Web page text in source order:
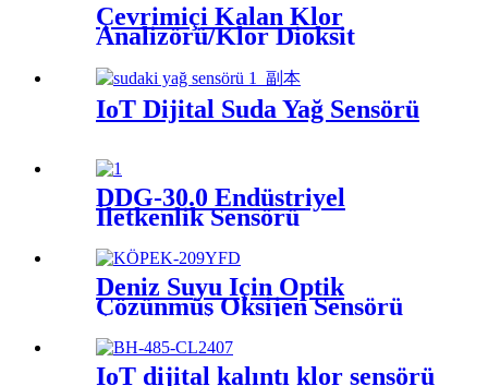
Çevrimiçi Kalan Klor
Analizörü/Klor Dioksit
IoT Dijital Suda Yağ Sensörü
DDG-30.0 Endüstriyel
İletkenlik Sensörü
Deniz Suyu İçin Optik
Çözünmüş Oksijen Sensörü
IoT dijital kalıntı klor sensörü